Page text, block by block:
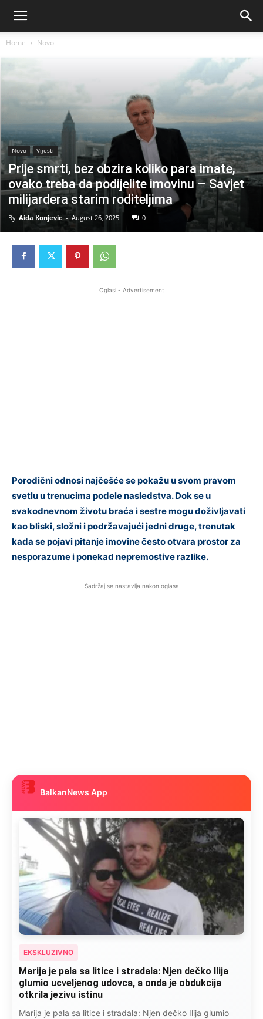
Home Novo
Novo Vijesti
Prije smrti, bez obzira koliko para imate,
ovako treba da podijelite imovinu – Savjet
milijardera starim roditeljima
By Aida Konjevic - August 26, 2025 0
Oglasi - Advertisement
Porodični odnosi najčešće se pokažu u svom pravom
svetlu u trenucima podele nasledstva. Dok se u
svakodnevnom životu braća i sestre mogu doživljavati
kao bliski, složni i podržavajući jedni druge, trenutak
kada se pojavi pitanje imovine često otvara prostor za
nesporazume i ponekad nepremostive razlike.
Sadržaj se nastavlja nakon oglasa
BalkanNews App
EKSKLUZIVNO
Marija je pala sa litice i stradala: Njen dečko Ilija
glumio ucveljenog udovca, a onda je obdukcija
otkrila jezivu istinu
Marija je pala sa litice i stradala: Njen dečko Ilija glumio